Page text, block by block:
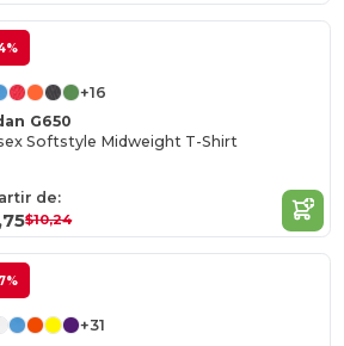
+16
G650
Softstyle Midweight T-Shirt
de:
$10,24
+31